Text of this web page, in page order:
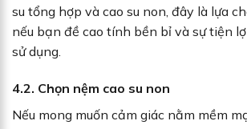
su tổng hợp và cao su non, đây là lựa
nếu bạn đề cao tính bền bỉ và sự tiện
sử dụng.
4.2. Chọn nệm cao su non
Nếu mong muốn cảm giác nằm mềm